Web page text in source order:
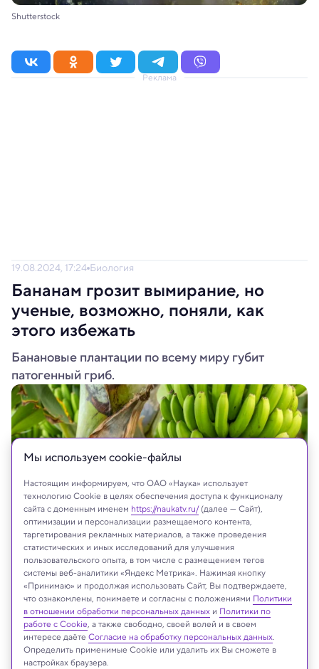
Shutterstock
Реклама
19.08.2024, 17:24 Биология
Бананам грозит вымирание, но
ученые, возможно, поняли, как
этого избежать
Банановые плантации по всему миру губит
патогенный гриб.
Shutterstock
Реклама
Мы используем сookie-файлы
Настоящим информируем, что ОАО «Наука» использует
технологию Cookie в целях обеспечения доступа к функционалу
сайта с доменным именем https://naukatv.ru/(далее — Сайт),
оптимизации и персонализации размещаемого контента,
таргетирования рекламных материалов, а также проведения
статистических и иных исследований для улучшения
пользовательского опыта, в том числе с размещением тегов
системы веб-аналитики «Яндекс Метрика». Нажимая кнопку
«Принимаю» и продолжая использовать Сайт, Вы подтверждаете,
что ознакомлены, понимаете и согласны с положениями Политики
в отношении обработки персональных данных и Политики по
работе с Cookie, а также свободно, своей волей и в своем
интересе даёте Согласие на обработку персональных данных.
Определить применимые Cookie или удалить их Вы сможете в
настройках браузера.